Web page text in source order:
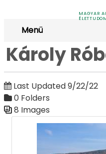
MAGYAR
Menü
Károly
Last Updated 9/22/22
0 Folders
8 Images
Media Gallery